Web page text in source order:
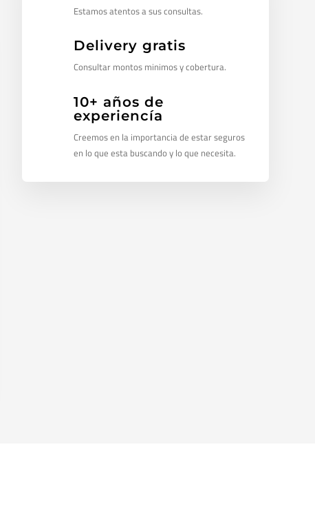
Estamos atentos a sus consultas.
Delivery gratis
Consultar montos minimos y cobertura.
10+ años de
experiencía
Creemos en la importancia de estar seguros
en lo que esta buscando y lo que necesita.